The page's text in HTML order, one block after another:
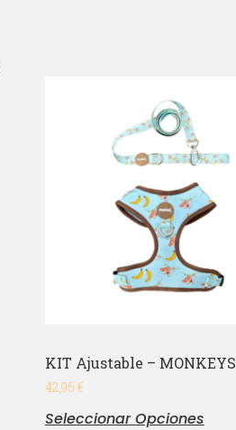
KIT Ajustable – MONKEYS
42,95 €
Seleccionar Opciones